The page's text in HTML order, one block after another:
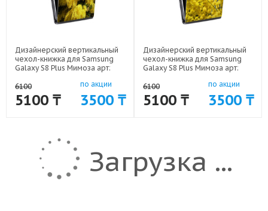
Дизайнерский вертикальный
чехол-книжка для Samsung
Galaxy S8 Plus Мимоза арт:
6100
5100 ₸
по акции
3500 ₸
Дизайнерский вертикальный
чехол-книжка для Samsung
Galaxy S8 Plus Мимоза арт:
6100
5100 ₸
по акции
3500 ₸
Загрузка ...